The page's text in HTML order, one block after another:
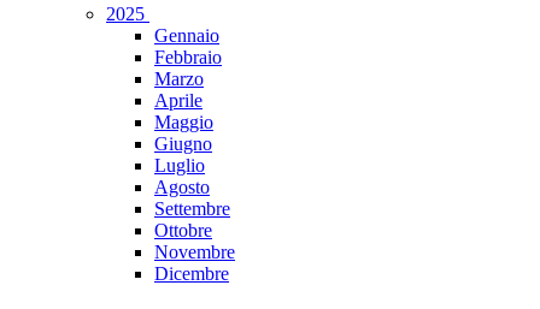
2025
Gennaio
Febbraio
Marzo
Aprile
Maggio
Giugno
Luglio
Agosto
Settembre
Ottobre
Novembre
Dicembre